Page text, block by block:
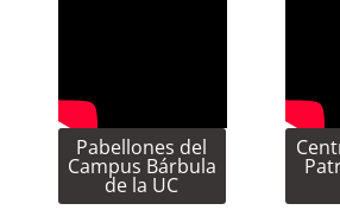
Pabellones del
Campus Bárbula
de la UC